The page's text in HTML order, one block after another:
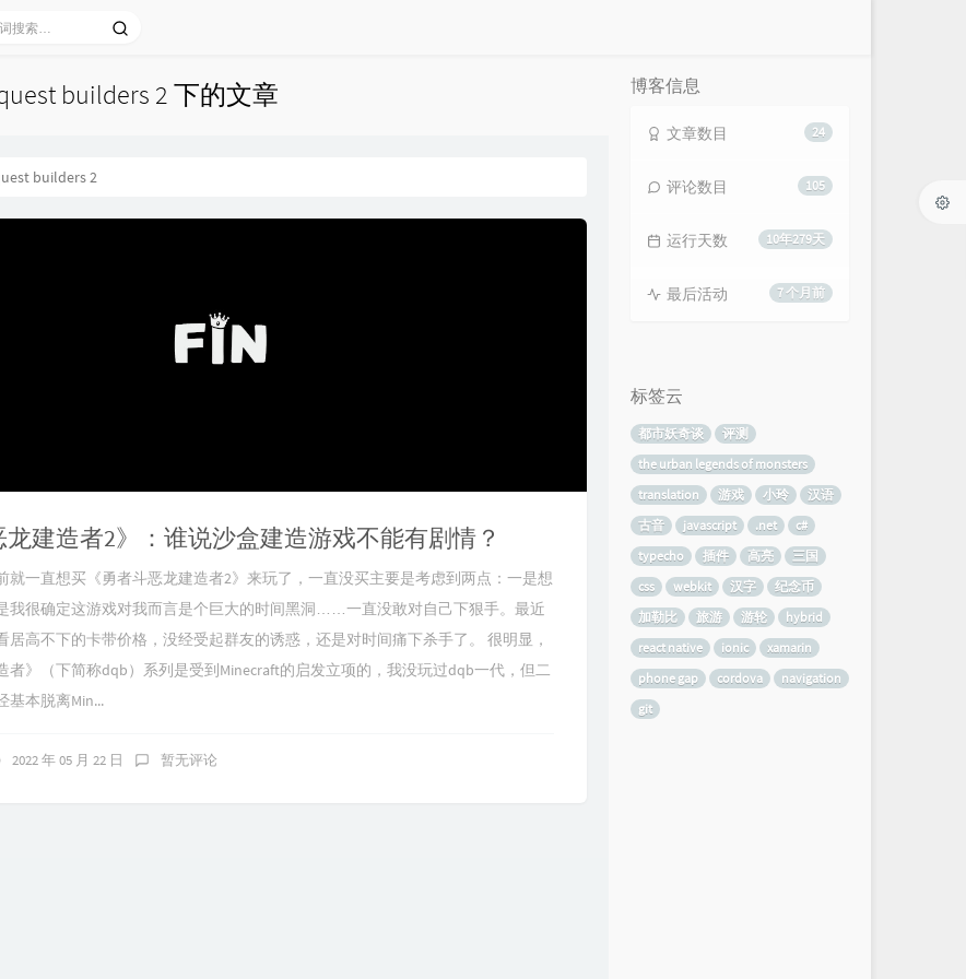
builders 2 下的文章
builders 2
龙建造者2》：谁说沙盒建造游戏不能有剧情？
就一直想买《勇者斗恶龙建造者2》来玩了，一直没买主要是考虑到两点：一是想
我很确定这游戏对我而言是个巨大的时间黑洞……一直没敢对自己下狠手。最近
居高不下的卡带价格，没经受起群友的诱惑，还是对时间痛下杀手了。 很明显，
者》（下简称dqb）系列是受到Minecraft的启发立项的，我没玩过dqb一代，但二
基本脱离Min...
2022 年 05 月 22 日 暂无评论
博客信息
24
文章数目
105
评论数目
10年279天
运行天数
7 个月前
最后活动
标签云
都市妖奇谈
评测
the urban legends of monsters
translation
游戏 小玲
汉语
古音
javascript .net
c#
typecho
插件 高亮
三国
css
webkit 汉字
纪念币
加勒比
旅游 游轮
hybrid
react native
ionic
xamarin
phone gap
cordova
navigation
git